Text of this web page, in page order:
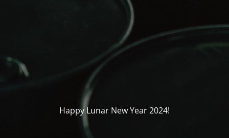
Happy Lunar New Year 2024!